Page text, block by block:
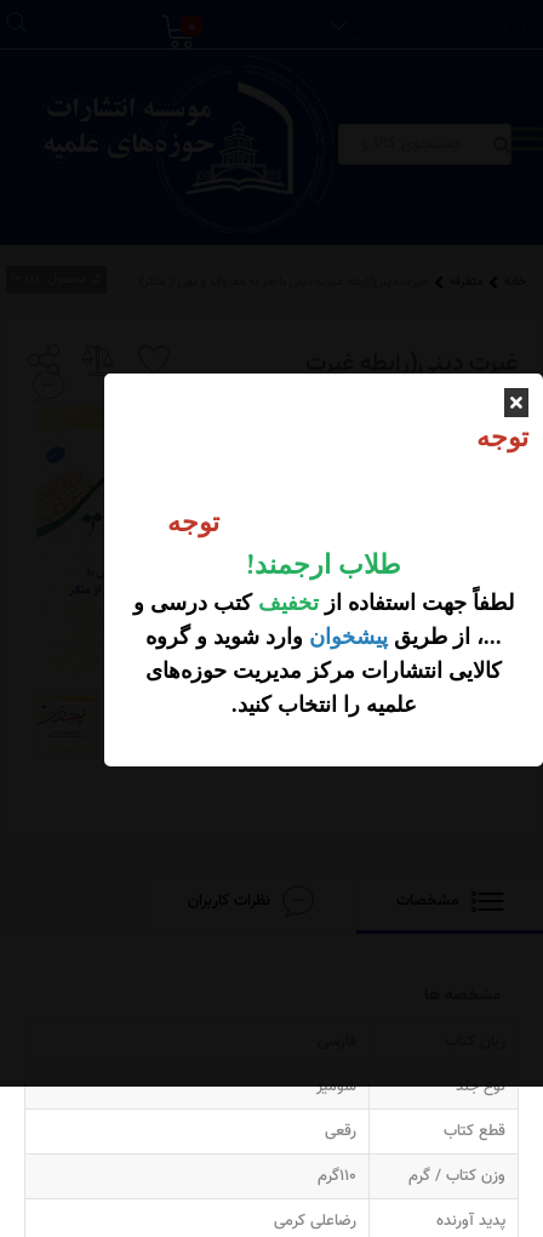
توجه
توجه
طلاب ارجمند!
لطفاً جهت استفاده از تخفیف کتب درسی و
...، از طریق پیشخوان وارد شوید و گروه
کالایی انتشارات مرکز مدیریت حوزه‌های
علمیه را انتخاب کنید.
غیرت دینی(رابطه غیرت
دینی با امر به معروف و
نهی از منکر)
50,000
تومان
افزودن محصول به
سبد خرید
نوع جلد
شومیز
قطع کتاب
رقعی
وزن کتاب / گرم
110گرم
پدید آورنده
رضاعلی کرمی